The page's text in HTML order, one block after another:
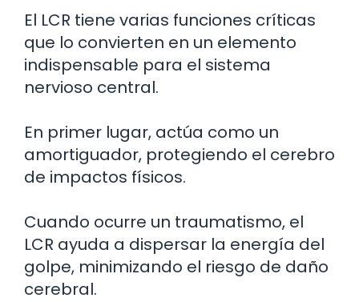
El LCR tiene varias funciones críticas
que lo convierten en un elemento
indispensable para el sistema
nervioso central.
En primer lugar, actúa como un
amortiguador, protegiendo el cerebro
de impactos físicos.
Cuando ocurre un traumatismo, el
LCR ayuda a dispersar la energía del
golpe, minimizando el riesgo de daño
cerebral.